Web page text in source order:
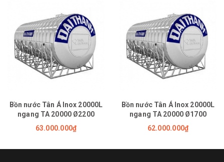
Bồn nước Tân Á Inox 20000L
ngang TA 20000 Ø2200
63.000.000₫
Bồn nước Tân Á Inox 20000L
ngang TA 20000 Ø1700
62.000.000₫